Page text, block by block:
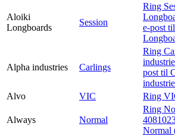
Aloiki
Longboards
Session
Ring
e-post
Alpha industries Carlings
Ring
post til
Alvo
VIC Ring
Always Normal
Ring
Normal